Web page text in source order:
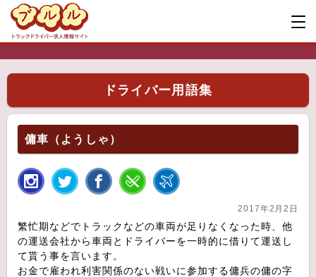
ドライバー用語集
傭車（ようしゃ）
2017年2月2日
繁忙期などでトラックなどの車両が足りなくなった時、他
の運送会社から車両とドライバーを一時的に借りて運送し
て貰う事を言います。
お金で雇われ利害関係のない戦いに参加する傭兵の傭の字